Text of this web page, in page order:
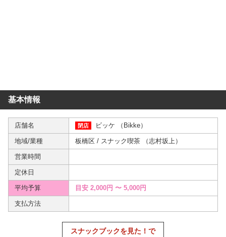
基本情報
店舗名 閉店 ビッケ （Bikke）
地域/業種 板橋区 / スナック喫茶 （志村坂上）
営業時間
定休日
平均予算 目安 2,000円 〜 5,000円
支払方法
スナックブックを見た！で